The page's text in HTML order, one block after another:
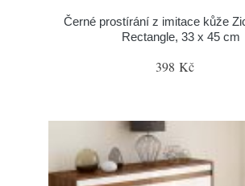
Černé prostírání z imitace kůže
Rectangle, 33 x 45 cm
398 Kč